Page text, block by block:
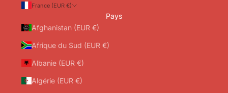
France (EUR €)
Pays
Afghanistan (EUR €)
Afrique du Sud (EUR €)
Albanie (EUR €)
Algérie (EUR €)